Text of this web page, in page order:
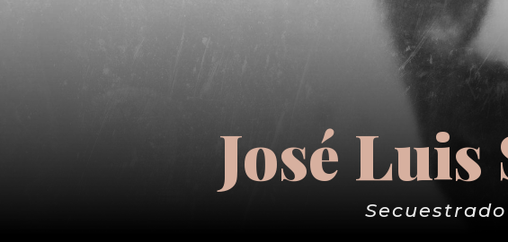
José